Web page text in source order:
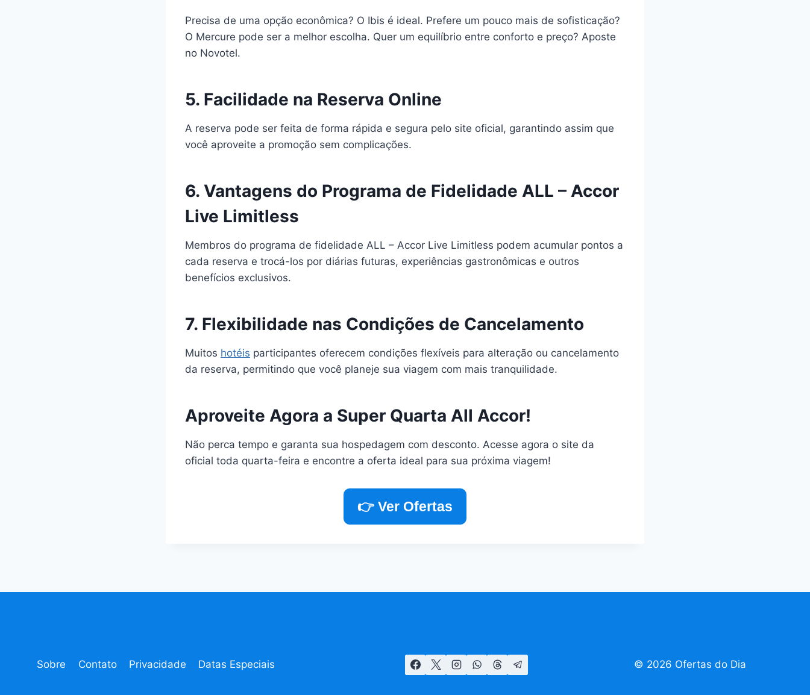
Precisa de uma opção econômica? O Ibis é ideal. Prefere um pouco mais de sofisticação?
O Mercure pode ser a melhor escolha. Quer um equilíbrio entre conforto e preço? Aposte
no Novotel.
5. Facilidade na Reserva Online
A reserva pode ser feita de forma rápida e segura pelo site oficial, garantindo assim que
você aproveite a promoção sem complicações.
6. Vantagens do Programa de Fidelidade ALL – Accor
Live Limitless
Membros do programa de fidelidade ALL – Accor Live Limitless podem acumular pontos a
cada reserva e trocá-los por diárias futuras, experiências gastronômicas e outros
benefícios exclusivos.
7. Flexibilidade nas Condições de Cancelamento
Muitos hotéis participantes oferecem condições flexíveis para alteração ou cancelamento
da reserva, permitindo que você planeje sua viagem com mais tranquilidade.
Aproveite Agora a Super Quarta All Accor!
Não perca tempo e garanta sua hospedagem com desconto. Acesse agora o site da
oficial toda quarta-feira e encontre a oferta ideal para sua próxima viagem!
👉 Ver Ofertas
Sobre Contato Privacidade Datas Especiais © 2026 Ofertas do Dia